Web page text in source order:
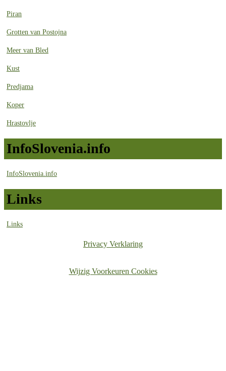
Piran
Grotten van Postojna
Meer van Bled
Kust
Predjama
Koper
Hrastovlje
InfoSlovenia.info
InfoSlovenia.info
Links
Links
Privacy Verklaring
Wijzig Voorkeuren Cookies